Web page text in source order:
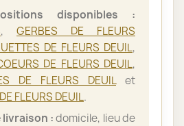
disponibles :
, GERBES DE FLEURS
DE FLEURS DEUIL,
DE FLEURS DEUIL,
DE FLEURS DEUILet
FLEURS DEUIL.
livraison :domicile, lieu de